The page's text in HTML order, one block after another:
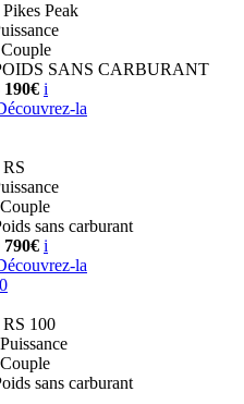
Peak
Couple
SANS CARBURANT
i
la
Couple
sans carburant
i
la
100
Puissance
Couple
sans carburant